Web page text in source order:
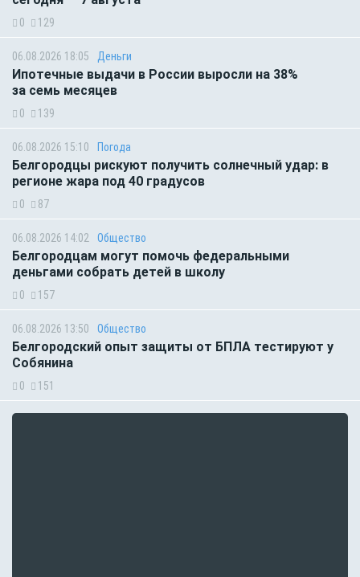
0 129
06.08.2026 18:05 Деньги
Ипотечные выдачи в России выросли на 38%
за семь месяцев
0 139
06.08.2026 15:10 Погода
Белгородцы рискуют получить солнечный удар: в
регионе жара под 40 градусов
0 87
06.08.2026 14:02 Общество
Белгородцам могут помочь федеральными
деньгами собрать детей в школу
0 157
06.08.2026 13:50 Общество
Белгородский опыт защиты от БПЛА тестируют у
Собянина
0 151